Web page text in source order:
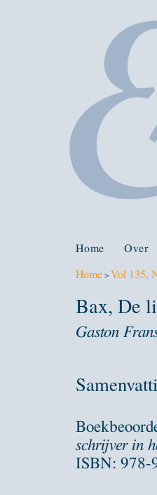
Home Over
Home > Vol 135,
Bax, De
Gaston
schrijver in
ISBN: 978-